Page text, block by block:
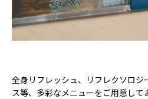
全身リフレッシュ、リフレクソロジ
ス等、多彩なメニューをご用意し